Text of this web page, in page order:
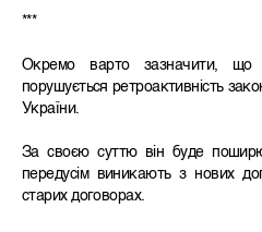
***
Окремо варто зазначити, що
порушується ретроактивність
України.
За своєю суттю він буде
передусім виникають з нових
старих договорах.